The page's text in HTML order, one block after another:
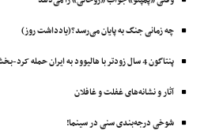
چه زمانی جنگ به پایان می‌رسد؟(یادداشت روز)
پنتاگون 4 سال زودتر با ‌هالیوود به ایران حمله کرد-بخش هفتم
آثار و نشانه‌های غفلت و غافلان
شوخی درجه‌بندی سنی در سینما!